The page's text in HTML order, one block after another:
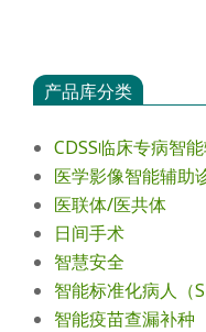
产品库分类
CDSS临床专病智
医学影像智能辅助
医联体/医共体
日间手术
智慧安全
智能标准化病人（
智能疫苗查漏补种